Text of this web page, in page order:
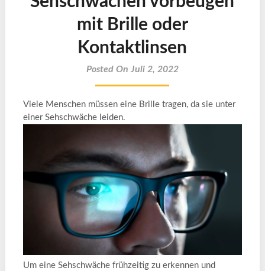
mit Brille oder
Kontaktlinsen
Posted On Juli 2, 2022
Viele Menschen müssen eine Brille tragen, da sie unter
einer Sehschwäche leiden.
Um eine Sehschwäche frühzeitig zu erkennen und